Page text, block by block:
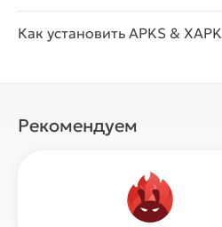
Как установить APKS & XAPK
Рекомендуем